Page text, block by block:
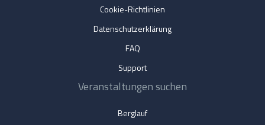
Cookie-Richtlinien
Datenschutzerklärung
FAQ
Support
Veranstaltungen suchen
Berglauf